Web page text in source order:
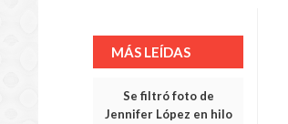
MÁS LEÍDAS
Se filtró foto de
Jennifer López en hilo